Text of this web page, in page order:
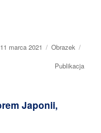
11 marca 2021
wpisu
Obrazek
Publikacja
Japonii,